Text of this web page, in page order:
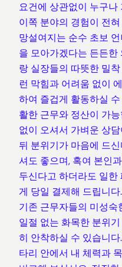
요건에 상관없이 누구
이쪽 분야의 경험이 전
망설여지는 순수 초보
을 모아가겠다는 든든한
랑 실장들의 따뜻한 밀
런 막힘과 어려움 없이
하여 즐겁게 활동하실
활한 근무와 정산이 가
없이 오셔서 가벼운 상
뒤 분위기가 마음에 드
셔도 좋으며, 혹여 본인
두신다고 하더라도 일
게 당일 결제해 드립니
기존 근무자들의 미성
일절 없는 화목한 분위
히 안착하실 수 있습니
타리 안에서 내 체력과